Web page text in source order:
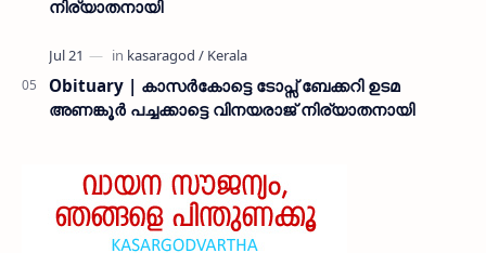
നിര്യാതനായി
Obituary | കാസർകോട്ടെ ടോപ്സ് ബേക്കറി ഉടമ
അണങ്കൂർ പച്ചക്കാട്ടെ വിനയരാജ് നിര്യാതനായി